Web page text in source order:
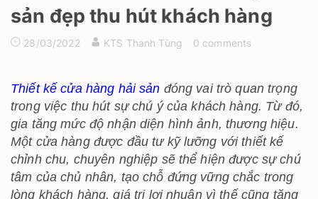
sản đẹp thu hút khách hàng
28/03/2022 KTS Thanh Tùng 0 comments
Thiết kế cửa hàng hải sản đóng vai trò quan trọng
trong việc thu hút sự chú ý của khách hàng. Từ đó,
gia tăng mức độ nhận diện hình ảnh, thương hiệu.
Một cửa hàng được đầu tư kỹ lưỡng với thiết kế
chỉnh chu, chuyên nghiệp sẽ thể hiện được sự chú
tâm của chủ nhân, tạo chỗ đứng vững chắc trong
lòng khách hàng, giá trị lợi nhuận vì thế cũng tăng